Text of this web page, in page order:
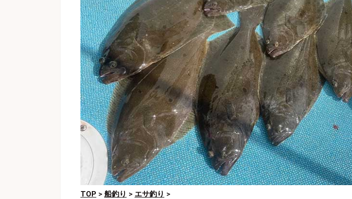
TOP > 船釣り > エサ釣り >